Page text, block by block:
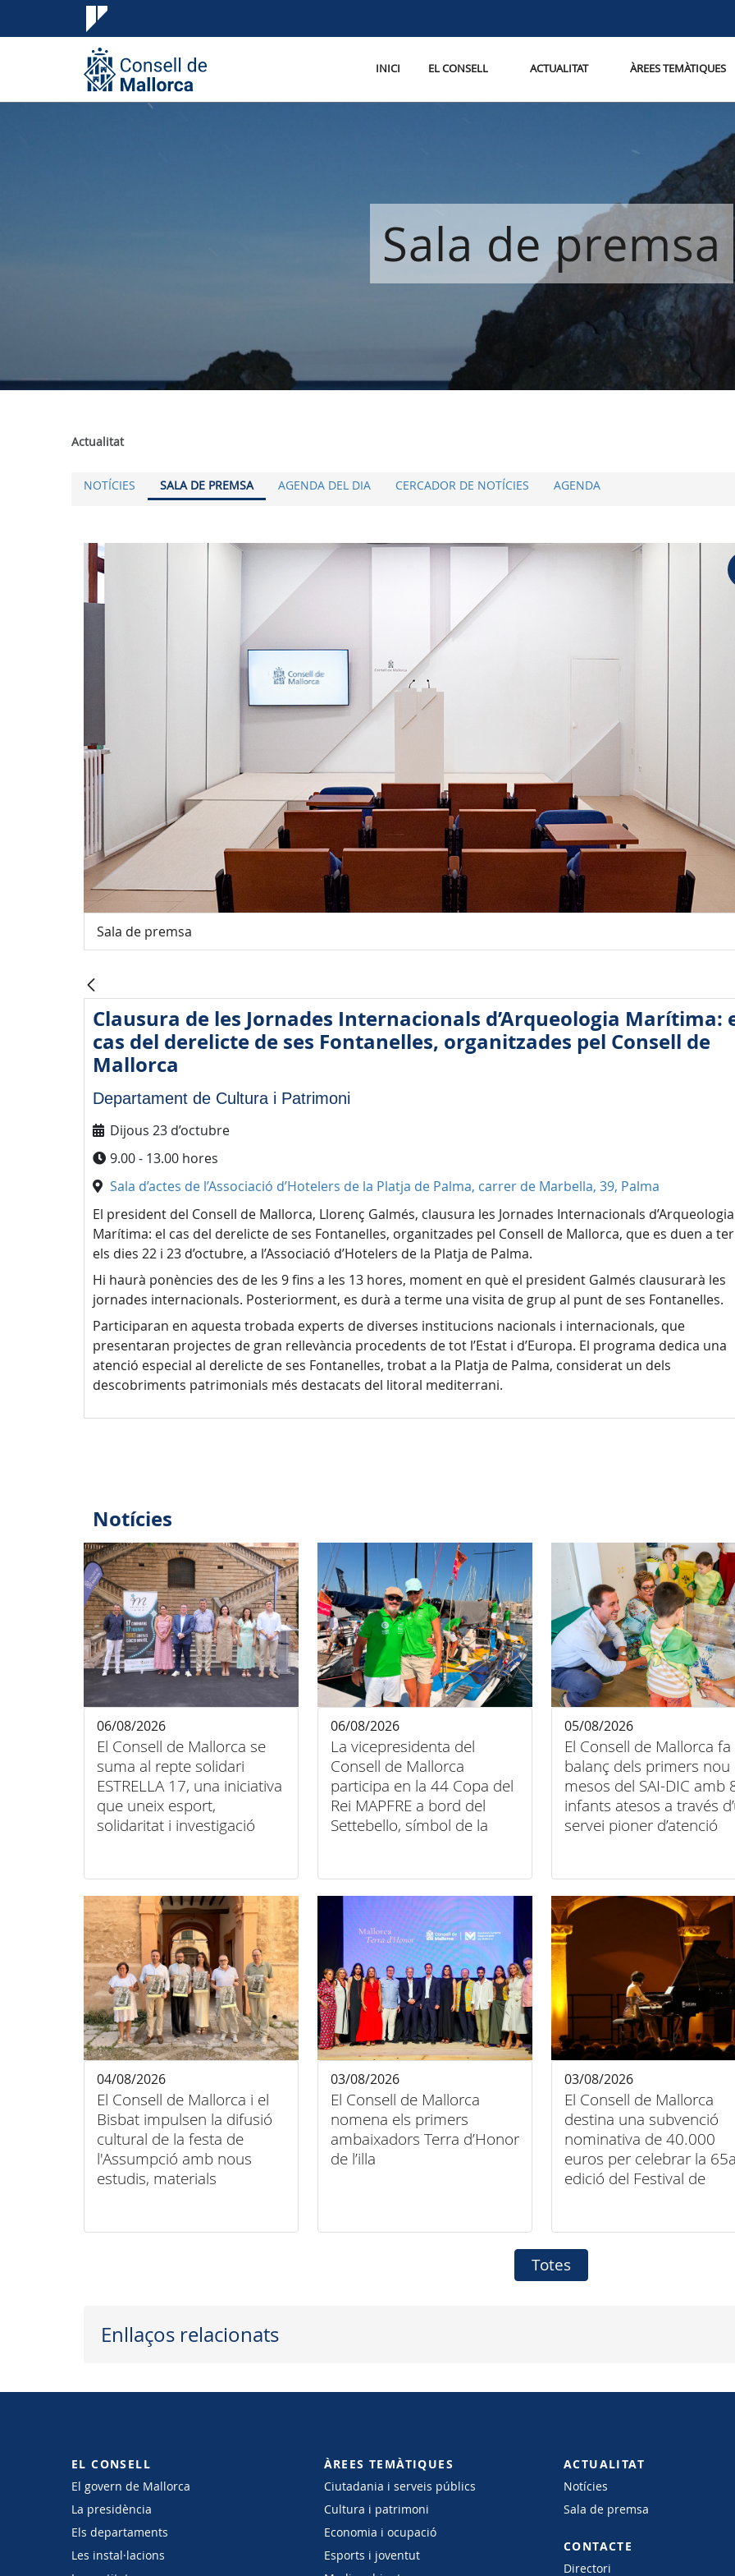
INICI EL CONSELL ACTUALITAT ÀREES TEMÀTIQUES
Sala de premsa
Actualitat
NOTÍCIES SALA DE PREMSA AGENDA DEL DIA CERCADOR DE NOTÍCIES AGENDA
Sala de premsa
Clausura de les Jornades Internacionals d’Arqueologia Marítima:
cas del derelicte de ses Fontanelles, organitzades pel Consell de
Mallorca
Departament de Cultura i Patrimoni
Dijous 23 d’octubre
9.00 - 13.00 hores
Sala d’actes de l’Associació d’Hotelers de la Platja de Palma, carrer de Marbella, 39, Palma
El president del Consell de Mallorca, Llorenç Galmés, clausura les Jornades Internacionals d’Arqueologia
Marítima: el cas del derelicte de ses Fontanelles, organitzades pel Consell de Mallorca, que es duen a
els dies 22 i 23 d’octubre, a l’Associació d’Hotelers de la Platja de Palma.
Hi haurà ponències des de les 9 fins a les 13 hores, moment en què el president Galmés clausurarà les
jornades internacionals. Posteriorment, es durà a terme una visita de grup al punt de ses Fontanelles.
Participaran en aquesta trobada experts de diverses institucions nacionals i internacionals, que
presentaran projectes de gran rellevància procedents de tot l’Estat i d’Europa. El programa dedica una
atenció especial al derelicte de ses Fontanelles, trobat a la Platja de Palma, considerat un dels
descobriments patrimonials més destacats del litoral mediterrani.
Notícies
El Consell de Mallorca se
suma al repte solidari
ESTRELLA 17, una iniciativa
que uneix esport,
solidaritat i investigació
06/08/2026
La vicepresidenta del
Consell de Mallorca
participa en la 44 Copa del
Rei MAPFRE a bord del
Settebello, símbol de la
06/08/2026
El Consell de Mallorca fa
balanç dels primers nou
mesos del SAI-DIC amb
infants atesos a través
servei pioner d’atenció
05/08/2026
El Consell de Mallorca i el
Bisbat impulsen la difusió
cultural de la festa de
l'Assumpció amb nous
estudis, materials
04/08/2026
El Consell de Mallorca
nomena els primers
ambaixadors Terra d’Honor
de l’illa
03/08/2026
El Consell de Mallorca
destina una subvenció
nominativa de 40.000
euros per celebrar la
edició del Festival de
03/08/2026
Totes
Enllaços relacionats
EL CONSELL
El govern de Mallorca
La presidència
Els departaments
Les instal·lacions
ÀREES TEMÀTIQUES
Ciutadania i serveis públics
Cultura i patrimoni
Economia i ocupació
Esports i joventut
ACTUALITAT
Notícies
Sala de premsa
CONTACTE
Directori